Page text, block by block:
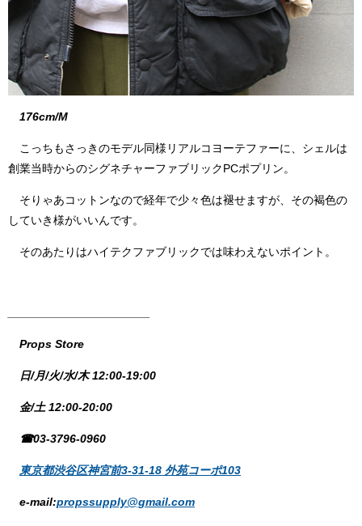
176cm/M
こっちもさっきのモデル同様リアルコヨーテファーに、シェルは
創業当時からのシグネチャーファブリックPCポプリン。
そりゃあコットンなので経年で少々色は褪せますが、その褐色の
していき様がいいんです。
そのあたりはハイテクファブリックでは味わえないポイント。
Props Store
日/月/火/水/木 12:00-19:00
金/土 12:00-20:00
☎03-3796-0960
東京都渋谷区神宮前3-31-18 外苑コーポ103
e-mail:propssupply@gmail.com